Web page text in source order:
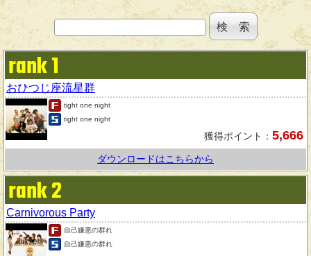
rank 1
おひつじ座流星群
tight one night
tight one night
獲得ポイント： 5,666
ダウンロードはこちらから
rank 2
Carnivorous Party
自己嫌悪の群れ
自己嫌悪の群れ